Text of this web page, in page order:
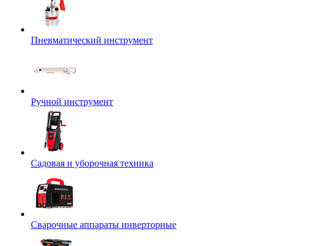
Пневматический инструмент
Ручной инструмент
Садовая и уборочная техника
Сварочные аппараты инверторные